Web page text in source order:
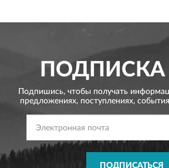
ПОДПИСКА
Подпишись, чтобы получать
предложениях, поступлениях,
ПОДПИСАТЬСЯ